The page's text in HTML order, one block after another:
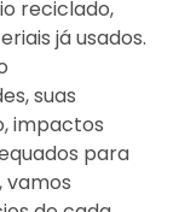
reciclado,
já usados.
suas
impactos
para
vamos